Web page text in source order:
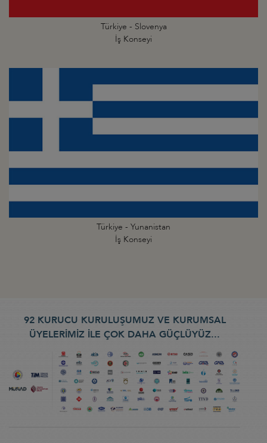
Türkiye - Slovenya
İş Konseyi
Türkiye - Yunanistan
İş Konseyi
92 KURUCU KURULUŞUMUZ VE KURUMSAL
ÜYELERİMİZ İLE ÇOK DAHA GÜÇLÜYÜZ...